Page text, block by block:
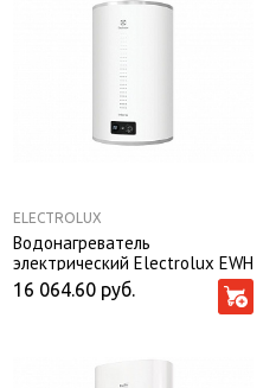
ELECTROLUX
Водонагреватель
электрический Electrolux EWH
80 Interio 3
16 064.60 руб.